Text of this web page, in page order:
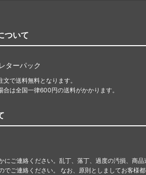
ついて
ターパック
で送料無料となります。
は全国一律600円の送料がかかります。
にご連絡ください。乱丁、落丁、過度の汚損、商
でご連絡ください。 なお、原則としましてお客様